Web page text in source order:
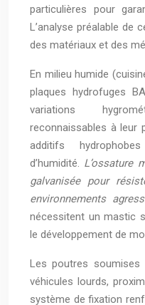
particulières pour
L’analyse préalable de
des matériaux et des
En milieu humide
plaques hydrofuges
variations
reconnaissables à leur
additifs
d’humidité. L’ossature
galvanisée pour
environnements
nécessitent un mastic
le développement de
Les poutres soumises
véhicules lourds,
système de fixation